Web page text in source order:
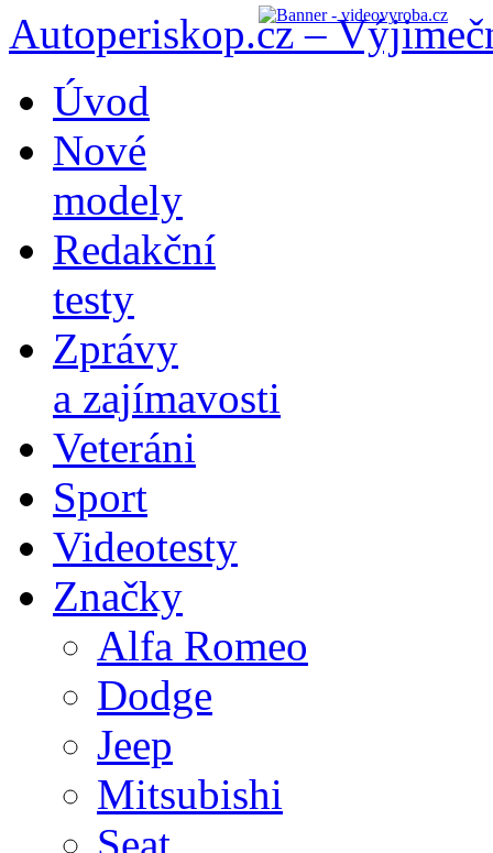
Autoperiskop.cz –
obsahu
webu
Úvod
Nové
modely
Redakční
testy
Zprávy
a zajímavosti
Veteráni
Sport
Videotesty
Značky
Alfa Romeo
Dodge
Jeep
Mitsubishi